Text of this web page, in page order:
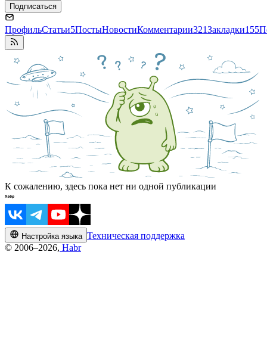
Подписаться
ПрофильСтатьи5ПостыНовостиКомментарии321Закладки155
К сожалению, здесь пока нет ни одной публикации
Настройка языка Техническая поддержка
© 2006–2026, Habr